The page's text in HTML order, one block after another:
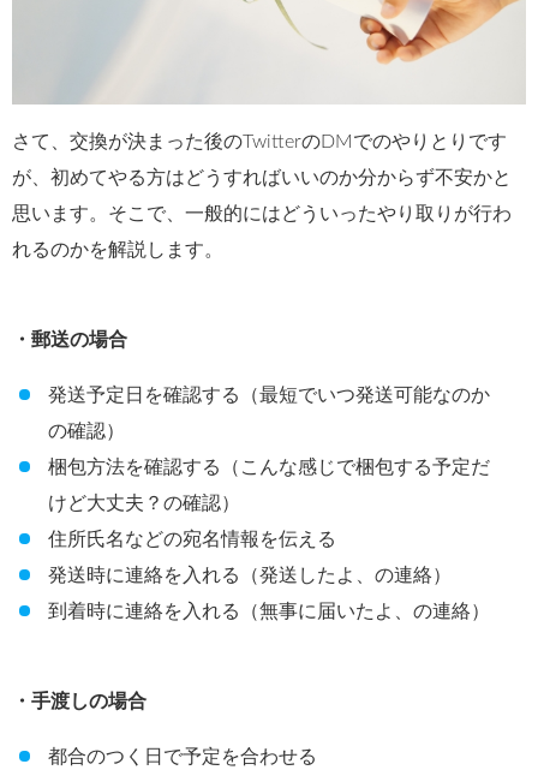
さて、交換が決まった後のTwitterのDMでのやりとりです
が、初めてやる方はどうすればいいのか分からず不安かと
思います。そこで、一般的にはどういったやり取りが行わ
れるのかを解説します。
・郵送の場合
発送予定日を確認する（最短でいつ発送可能なのか
の確認）
梱包方法を確認する（こんな感じで梱包する予定だ
けど大丈夫？の確認）
住所氏名などの宛名情報を伝える
発送時に連絡を入れる（発送したよ、の連絡）
到着時に連絡を入れる（無事に届いたよ、の連絡）
・手渡しの場合
都合のつく日で予定を合わせる